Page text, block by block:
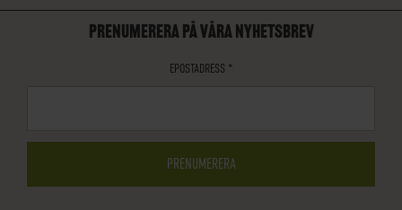
PRENUMERERA PÅ VÅRA NYHETSBREV
EPOSTADRESS *